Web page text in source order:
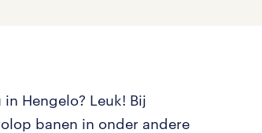
Hengelo? Leuk! Bij
banen in onder andere